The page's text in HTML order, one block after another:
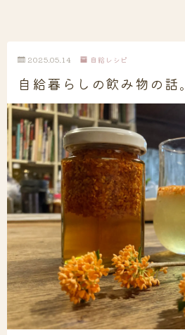
2025.05.14 自給レシピ
自給暮らしの飲み物の話。